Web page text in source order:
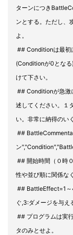
ターンにつき
ンとする。ただし、
よ。
## Conditionは最初
(Conditionが0となる
けて下さい。
## Conditionが急激
述してください。１
い。非常に納得のい
##
ン
## 開始時間（０時
性や並び順に関係な
## BattleEffect=1～
ぐ,3:ダメージを与え
## プログラムは実
タのみとせよ。